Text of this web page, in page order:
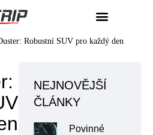
Robustní SUV pro každý den
NEJNOVĚJŠÍ
ČLÁNKY
Povinné